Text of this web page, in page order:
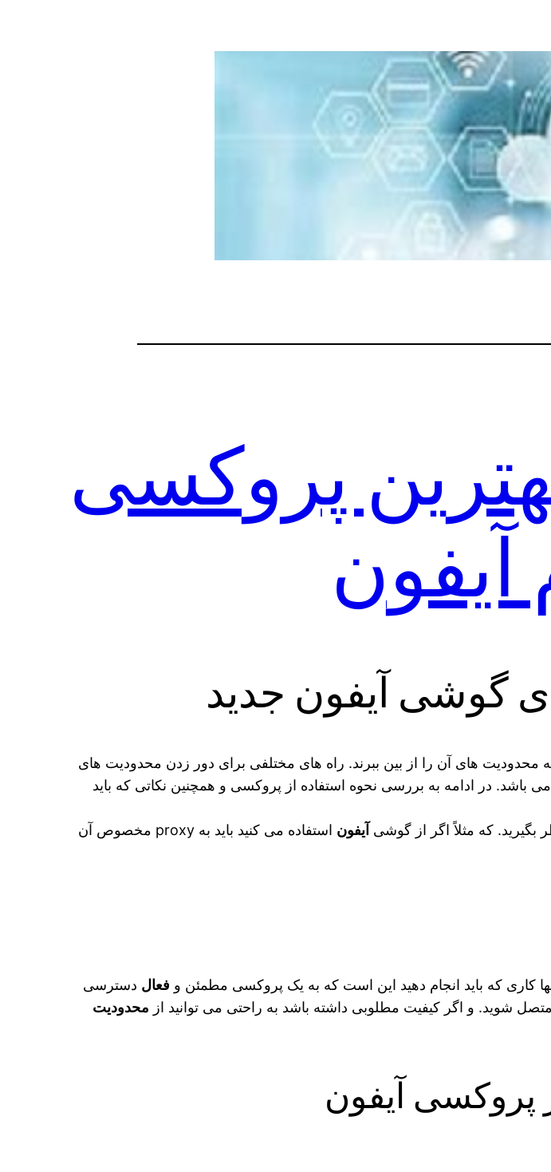
پروکسی
آیفون
گوشی آیفون جدید
که محدودیت های آن را از بین ببرند. راه های مختلفی برای دور زدن محدودیت های
باشد. در ادامه به بررسی نحوه استفاده از پروکسی و همچنین نکاتی که باید
که مثلاً اگر از گوشی آیفون
استفاده می‌ کنید باید به proxy مخصوص آن
کاری که باید انجام دهید این است که به یک پروکسی مطمئن و فعال دسترسی
محدودیت
پروکسی آیفون